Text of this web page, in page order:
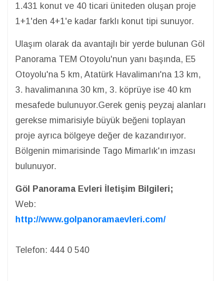
1.431 konut ve 40 ticari üniteden oluşan proje
1+1'den 4+1'e kadar farklı konut tipi sunuyor.
Ulaşım olarak da avantajlı bir yerde bulunan Göl
Panorama TEM Otoyolu'nun yanı başında, E5
Otoyolu'na 5 km, Atatürk Havalimanı'na 13 km,
3. havalimanına 30 km, 3. köprüye ise 40 km
mesafede bulunuyor.Gerek geniş peyzaj alanları
gerekse mimarisiyle büyük beğeni toplayan
proje ayrıca bölgeye değer de kazandırıyor.
Bölgenin mimarisinde Tago Mimarlık'ın imzası
bulunuyor.
Göl Panorama Evleri İletişim Bilgileri;
Web:
http://www.golpanoramaevleri.com/
Telefon: 444 0 540